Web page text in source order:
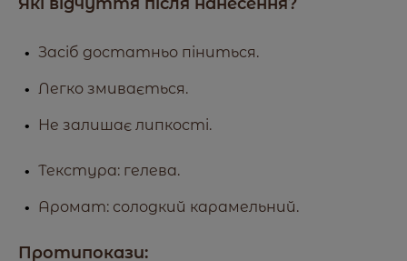
Засіб достатньо піниться.
Легко змивається.
Не залишає липкості.
Текстура: гелева.
Аромат: солодкий карамельний.
Протипокази: